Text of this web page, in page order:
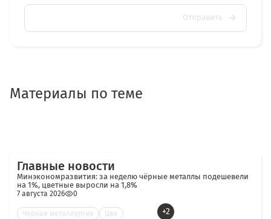
Отправить
Материалы по теме
Главные новости
Минэкономразвития: за неделю чёрные металлы подешевели
на 1%, цветные выросли на 1,8%
7 августа 2026 0
Черная металлургия Цве +2